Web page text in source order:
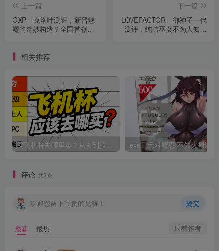
上一篇
GXP—克洛叶测评，新晋魅
魔的奇妙构造？全国首创，
下一篇
LOVEFACTOR—御神子一代
测评，纯洁巫女不为人知的
相关推荐
买飞机杯去哪里卖？从夯到拉，锐评一下我用过的几个买杯子的平台
评论 共6条
欢迎您留下宝贵的见解！ 提交
最新 最热 只看作者